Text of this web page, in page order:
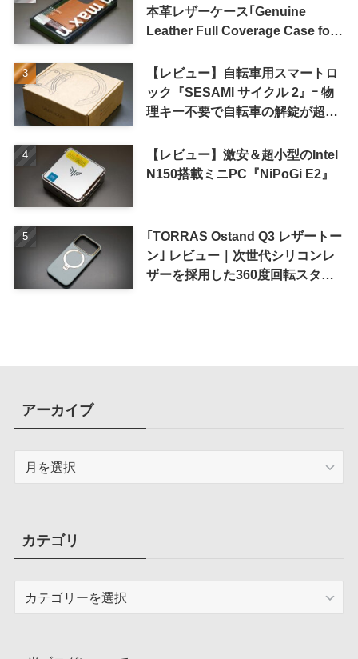
本革レザーケース｢Genuine
Leather Full Coverage Case for
【レビュー】自転車用スマートロ
ック『SESAMI サイクル 2』ｰ 物
理キー不要で自転車の解錠が超簡
【レビュー】激安＆超小型のIntel
N150搭載ミニPC『NiPoGi E2』
｢TORRAS Ostand Q3 レザートー
ン｣ レビュー｜次世代シリコンレ
ザーを採用した360度回転スタン
アーカイブ
ブカテゴリ